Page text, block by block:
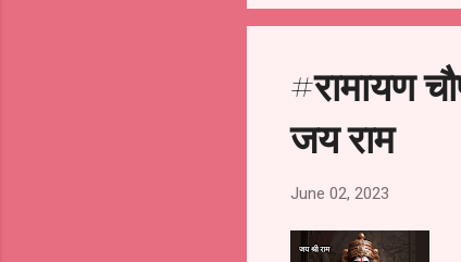
#रामायण
जय राम
June 02, 2023